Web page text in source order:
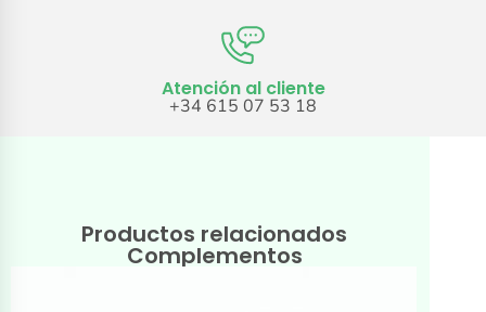
Atención al cliente
+34 615 07 53 18
Productos relacionados
Complementos